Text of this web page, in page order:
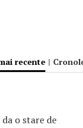
recente |
o stare de